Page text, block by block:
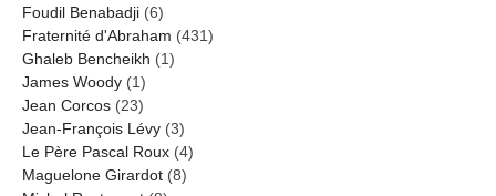
Foudil Benabadji (6)
Fraternité d'Abraham (431)
Ghaleb Bencheikh (1)
James Woody (1)
Jean Corcos (23)
Jean-François Lévy (3)
Le Père Pascal Roux (4)
Maguelone Girardot (8)